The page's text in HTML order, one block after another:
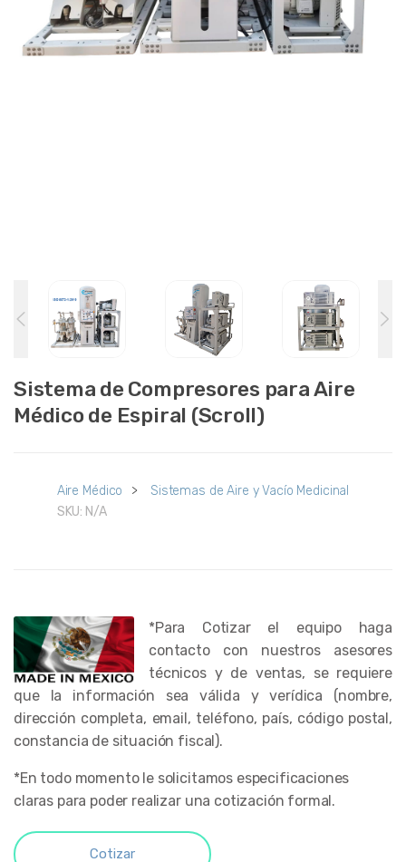
Sistema de Compresores para Aire
Médico de Espiral (Scroll)
Aire Médico >
Sistemas de Aire y Vacío Medicinal
SKU: N/A
*Para Cotizar el equipo haga
contacto con nuestros asesores
técnicos y de ventas, se requiere
que la información sea válida y verídica (nombre,
dirección completa, email, teléfono, país, código postal,
constancia de situación fiscal).
*En todo momento le solicitamos especificaciones
claras para poder realizar una cotización formal.
Cotizar